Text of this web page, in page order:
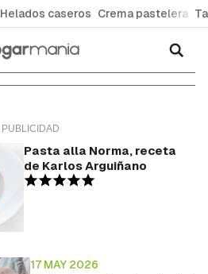
Helados caseros Crema pastelera
Pasta alla Norma, receta
de Karlos Arguiñano
17 MAY 2026